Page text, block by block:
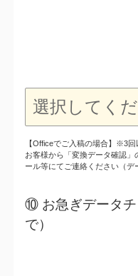
【Officeでご入稿の場合】※3
お客様から「変換データ確認
ール等にてご連絡ください（
⑩ お急ぎデータチ
で）